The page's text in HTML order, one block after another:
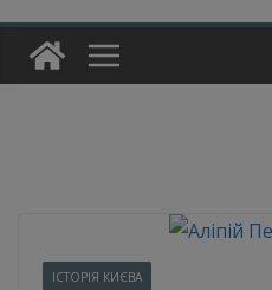
ІСТОРІЯ КИЄВА